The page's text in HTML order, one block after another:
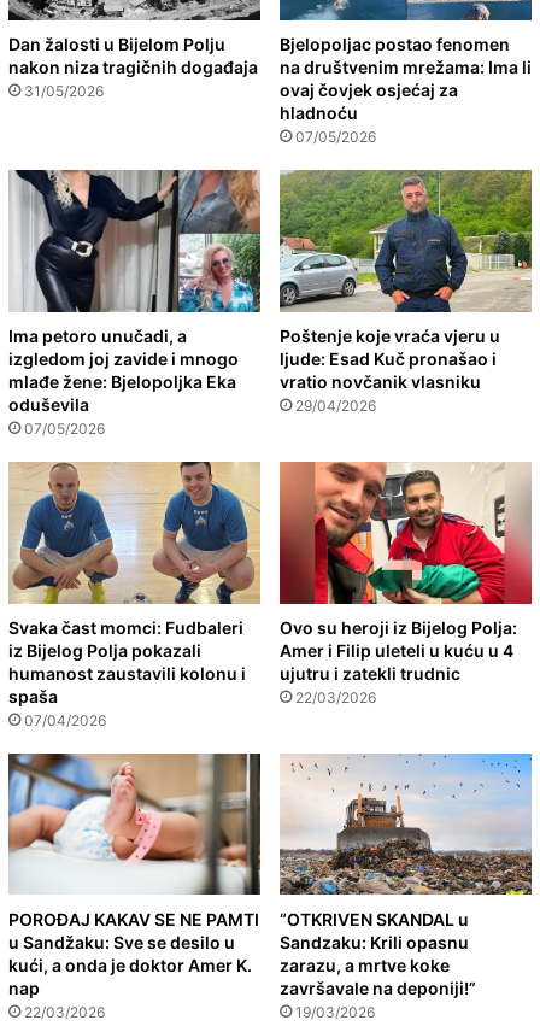
Dan žalosti u Bijelom Polju
nakon niza tragičnih događaja
31/05/2026
Bjelopoljac postao fenomen
na društvenim mrežama: Ima li
ovaj čovjek osjećaj za
hladnoću
07/05/2026
Ima petoro unučadi, a
izgledom joj zavide i mnogo
mlađe žene: Bjelopoljka Eka
oduševila
07/05/2026
Poštenje koje vraća vjeru u
ljude: Esad Kuč pronašao i
vratio novčanik vlasniku
29/04/2026
Svaka čast momci: Fudbaleri
iz Bijelog Polja pokazali
humanost zaustavili kolonu i
spaša
07/04/2026
Ovo su heroji iz Bijelog Polja:
Amer i Filip uleteli u kuću u 4
ujutru i zatekli trudnic
22/03/2026
POROĐAJ KAKAV SE NE PAMTI
u Sandžaku: Sve se desilo u
kući, a onda je doktor Amer K.
nap
22/03/2026
“OTKRIVEN SKANDAL u
Sandzaku: Krili opasnu
zarazu, a mrtve koke
završavale na deponiji!”
19/03/2026